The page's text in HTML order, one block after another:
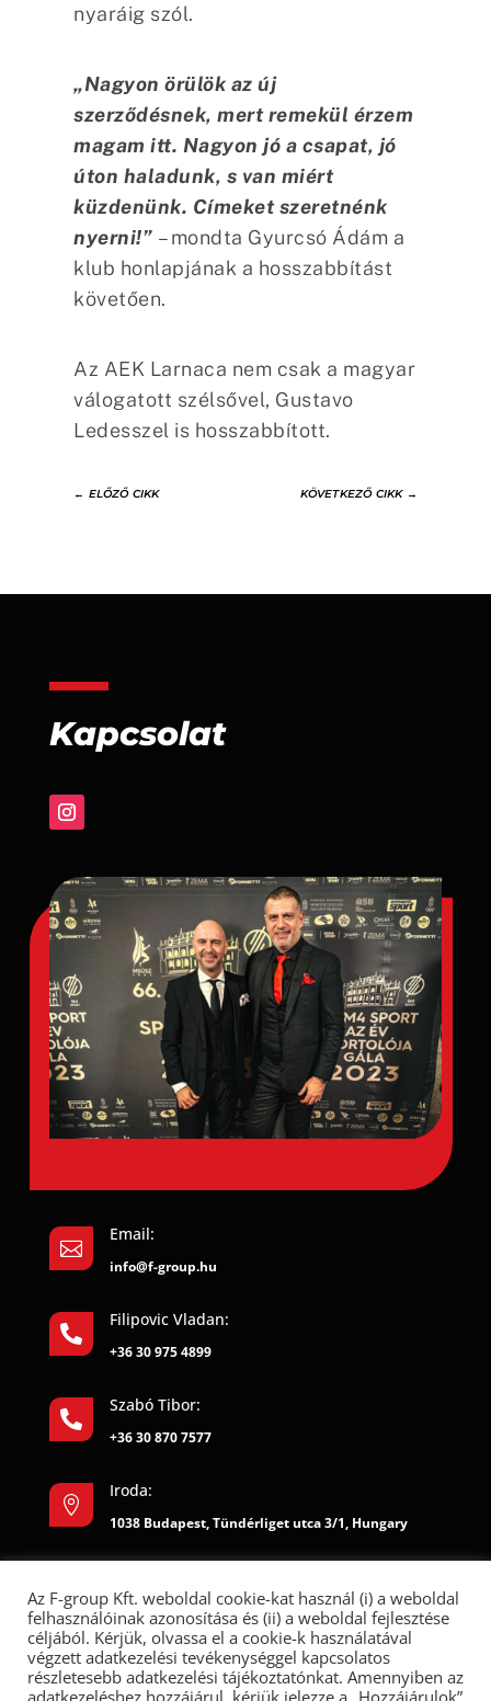
nyaráig szól.
„Nagyon örülök az új
szerződésnek, mert remekül érzem
magam itt. Nagyon jó a csapat, jó
úton haladunk, s van miért
küzdenünk. Címeket szeretnénk
nyerni!” – mondta Gyurcsó Ádám a
klub honlapjának a hosszabbítást
követően.
Az AEK Larnaca nem csak a magyar
válogatott szélsővel, Gustavo
Ledesszel is hosszabbított.
← ELŐZŐ CIKK KÖVETKEZŐ CIKK→
Kapcsolat

Email:
info@f-group.hu

Filipovic Vladan:
+36 30 975 4899

Szabó Tibor:
+36 30 870 7577

Iroda:
1038 Budapest, Tündérliget utca 3/1, Hungary
Az F-group Kft. weboldal cookie-kat használ (i) a weboldal
felhasználóinak azonosítása és (ii) a weboldal fejlesztése
céljából. Kérjük, olvassa el a cookie-k használatával
végzett adatkezelési tevékenységgel kapcsolatos
részletesebb adatkezelési tájékoztatónkat. Amennyiben az
adatkezeléshez hozzájárul, kérjük jelezze a „Hozzájárulok”